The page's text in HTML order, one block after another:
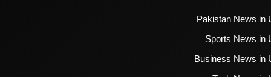
Pakistan News in
Sports News in
Business News in